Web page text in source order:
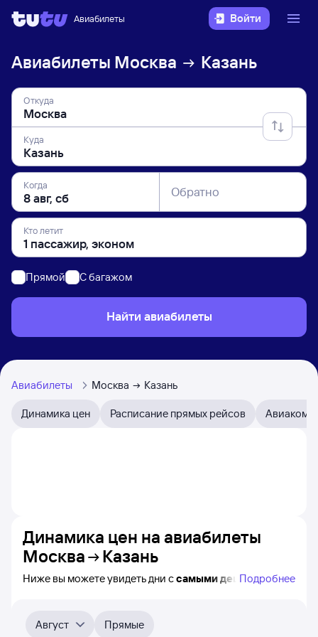
Авиабилеты Войти
Авиабилеты Москва Казань
Откуда
Куда
Когда Обратно
Кто летит
Прямой C багажом
Найти авиабилеты
Авиабилеты Москва Казань
Динамика цен Расписание прямых рейсов
Динамика цен на авиабилеты
Москва
Казань
Ниже вы можете увидеть дни ссамыми дешёвыми
на ближайшие месяцы. Выберите день, перейдите
по клику к поиску билетов на самолёт и получению
Подробнее
Август
Прямые